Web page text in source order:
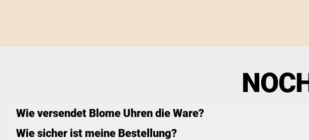
Wie versendet Blome Uhren die Ware?
Wie sicher ist meine Bestellung?